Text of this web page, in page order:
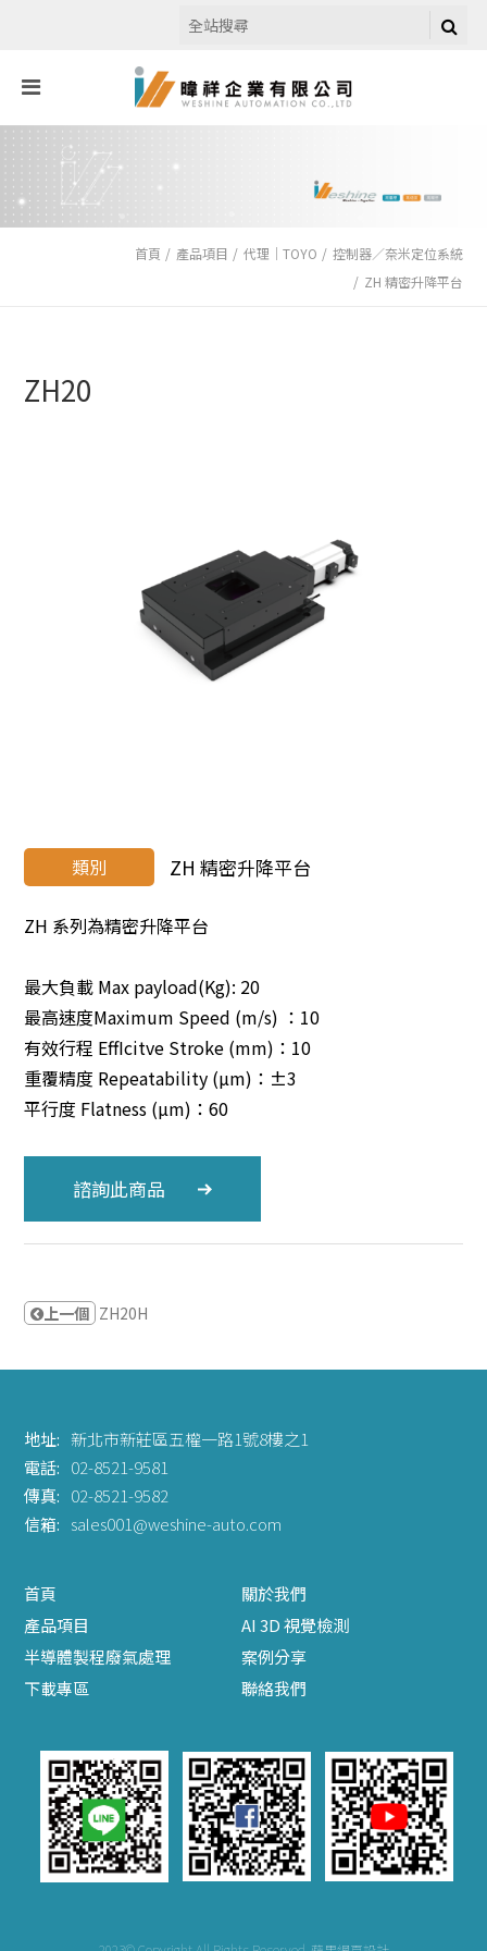
首頁 產品項目 代理｜TOYO
控制器／奈米定位系統
ZH 精密升降平台
ZH20
類別 ZH 精密升降平台
ZH 系列為精密升降平台
最大負載 Max payload(Kg): 20
最高速度Maximum Speed (m/s) ：10
有效行程 EffIcitve Stroke (mm)：10
重覆精度 Repeatability (µm)：±3
平行度 Flatness (µm)：60
諮詢此商品
上一個 ZH20H
地址: 新北市新莊區五權一路1號8樓之1
電話: 02-8521-9581
傳真: 02-8521-9582
信箱: sales001@weshine-auto.com
首頁
關於我們
產品項目
AI 3D 視覺檢測
半導體製程廢氣處理
案例分享
下載專區
聯絡我們